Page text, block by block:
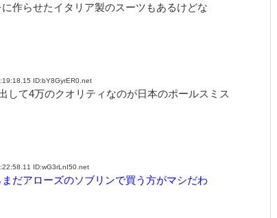
作らせたイタリア製のスーツもあるけどな
ID:bY8GyrER0.net
して4万のクオリティなのが日本のポールスミス
ID:wG3rLnI50.net
だアローズのソブリンで買う方がマシだわ